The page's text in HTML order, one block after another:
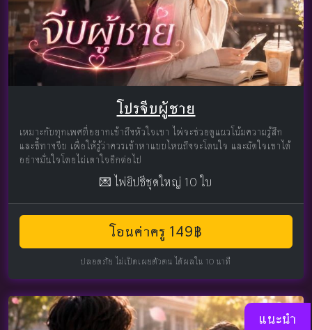
โปรจีบผู้ชาย
เหมาะกับทุกเพศที่อยากเข้าถึงหัวใจเขา ไพ่จะช่วยดูแนวโน้มความรู้สึก
และชี้ทางจีบ เพื่อให้รู้ว่าควรเข้าหาแบบไหนถึงจะโดนใจ และมัดใจเขาได้
อย่างมั่นใจโดยไม่เดาใจอีกต่อไป
💌 ไพ่ยิปซีชุดใหญ่ 10 ใบ
โอนค่าครู 149฿
ปลอดภัย ไม่เปิดเผยตัวตน ได้ผลใน 10 นาที
แนะนำ